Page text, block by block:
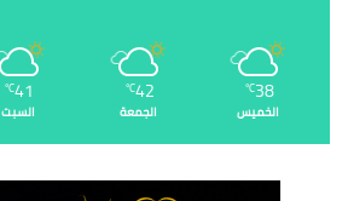
38
℃
الخميس
42
℃
الجمعة
41
℃
السبت